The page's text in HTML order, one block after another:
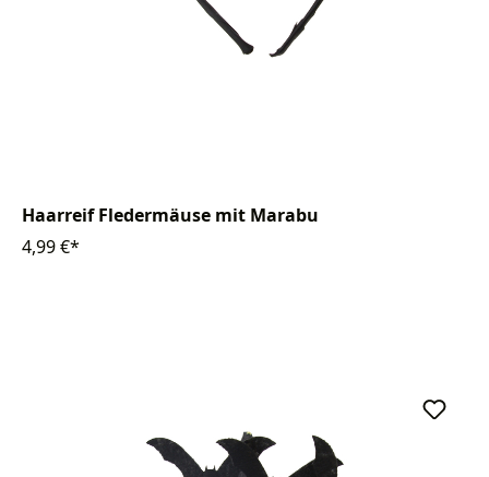
Haarreif Fledermäuse mit Marabu
4,99 €*